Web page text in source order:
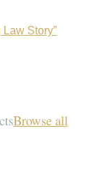
Story”
Browse all